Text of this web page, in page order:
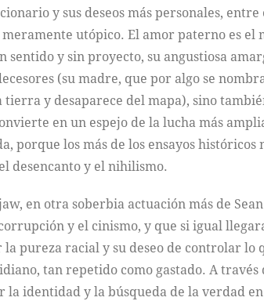
y sus deseos más personales,
utópico. El amor paterno es
y sin proyecto, su angustiosa
(su madre, que por algo se
y desaparece del mapa), sino
en un espejo de la lucha más
porque los más de los ensayos
desencanto y el nihilismo.
en otra soberbia actuación más de
y el cinismo, y que si igual
pureza racial y su deseo de controlar lo
tan repetido como gastado. A
identidad y la búsqueda de la verdad